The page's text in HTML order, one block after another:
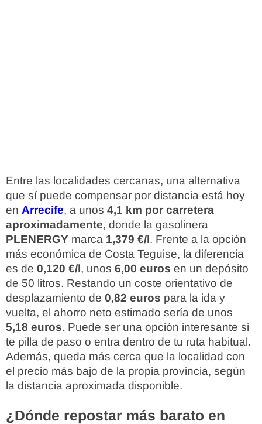
Entre las localidades cercanas, una alternativa
que sí puede compensar por distancia está hoy
en Arrecife, a unos 4,1 km por carretera
aproximadamente, donde la gasolinera
PLENERGY marca 1,379 €/l. Frente a la opción
más económica de Costa Teguise, la diferencia
es de 0,120 €/l, unos 6,00 euros en un depósito
de 50 litros. Restando un coste orientativo de
desplazamiento de 0,82 euros para la ida y
vuelta, el ahorro neto estimado sería de unos
5,18 euros. Puede ser una opción interesante si
te pilla de paso o entra dentro de tu ruta habitual.
Además, queda más cerca que la localidad con
el precio más bajo de la propia provincia, según
la distancia aproximada disponible.
¿Dónde repostar más barato en